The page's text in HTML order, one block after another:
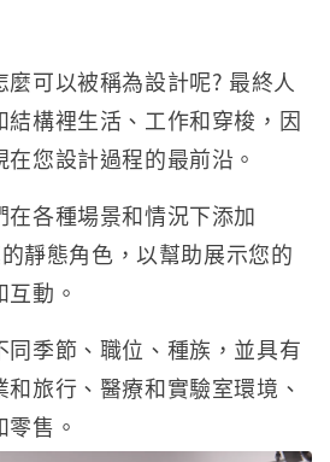
可以被稱為設計呢? 最終人
構裡生活、工作和穿梭，因
您設計過程的最前沿。
各種場景和情況下添加
靜態角色，以幫助展示您的
動。
季節、職位、種族，並具有
旅行、醫療和實驗室環境、
售。